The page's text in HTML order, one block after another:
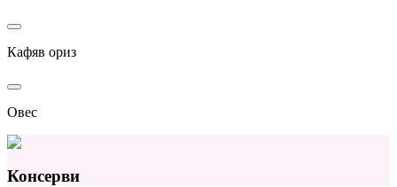
Кафяв ориз
Овес
Консерви